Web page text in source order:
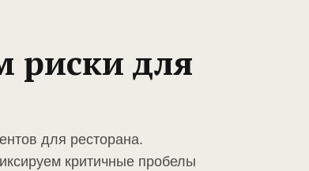
риски для
для ресторана.
критичные пробелы